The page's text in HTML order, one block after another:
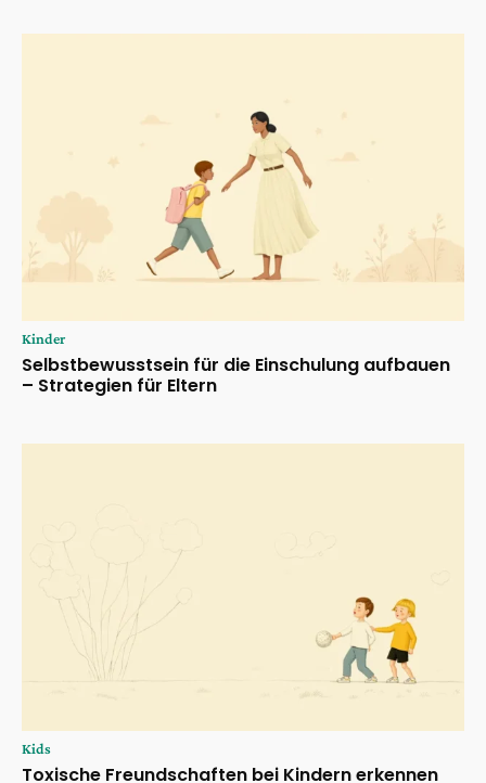
Kinder
Selbstbewusstsein für die Einschulung aufbauen
– Strategien für Eltern
Kids
Toxische Freundschaften bei Kindern erkennen